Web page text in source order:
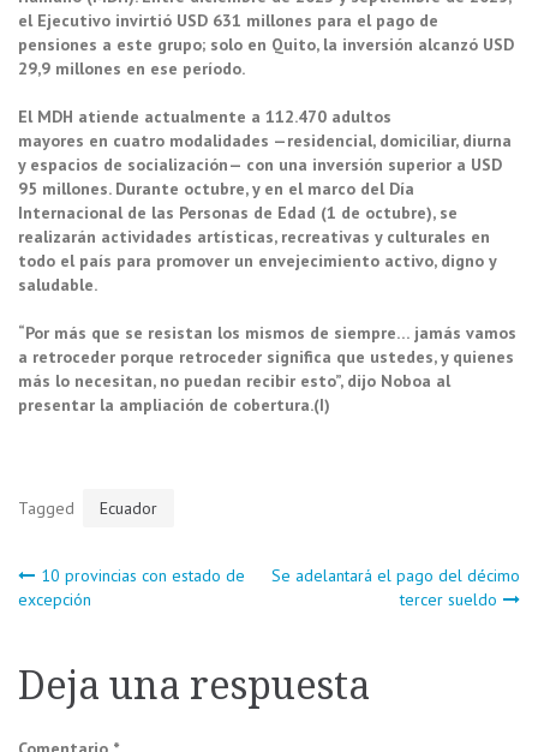
el Ejecutivo invirtió USD 631 millones para el pago de
pensiones a este grupo; solo en Quito, la inversión alcanzó USD
29,9 millones en ese período.
El MDH atiende actualmente a 112.470 adultos
mayores en cuatro modalidades —residencial, domiciliar, diurna
y espacios de socialización— con una inversión superior a USD
95 millones. Durante octubre, y en el marco del Día
Internacional de las Personas de Edad (1 de octubre), se
realizarán actividades artísticas, recreativas y culturales en
todo el país para promover un envejecimiento activo, digno y
saludable.
“Por más que se resistan los mismos de siempre… jamás vamos
a retroceder porque retroceder significa que ustedes, y quienes
más lo necesitan, no puedan recibir esto”, dijo Noboa al
presentar la ampliación de cobertura.(I)
Tagged Ecuador
Navegación
entradas
10 provincias con estado de
excepción
Se adelantará el pago del décimo
tercer sueldo
Deja una respuesta